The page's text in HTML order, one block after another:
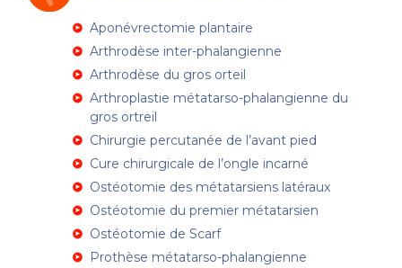
Aponévrectomie plantaire
Arthrodèse inter-phalangienne
Arthrodèse du gros orteil
Arthroplastie métatarso-phalangienne du
gros ortreil
Chirurgie percutanée de l’avant pied
Cure chirurgicale de l’ongle incarné
Ostéotomie des métatarsiens latéraux
Ostéotomie du premier métatarsien
Ostéotomie de Scarf
Prothèse métatarso-phalangienne